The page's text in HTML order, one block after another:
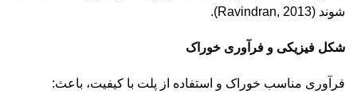
شوند (Ravindran, 2013).
شکل فیزیکی و فرآوری خوراک
فرآوری مناسب خوراک و استفاده از پلت با کیفیت، باعث: